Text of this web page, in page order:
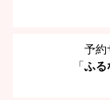
予約
「ふる